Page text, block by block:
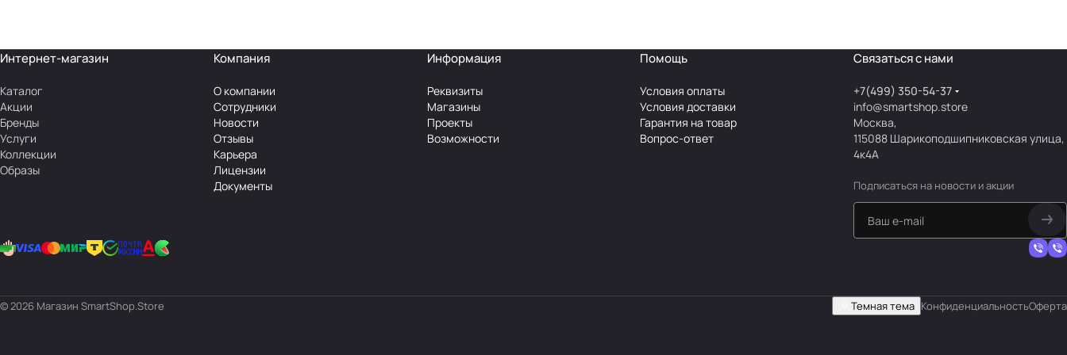
Интернет-магазин
Каталог
Акции
Бренды
Услуги
Коллекции
Образы
Компания
О компании
Сотрудники
Новости
Отзывы
Карьера
Лицензии
Документы
Информация
Реквизиты
Магазины
Проекты
Возможности
Помощь
Условия оплаты
Условия доставки
Гарантия на товар
Вопрос-ответ
Связаться с нами
+7(499) 350-54-37
info@smartshop.store
Москва,
115088 Шарикоподшипниковская улица,
4к4А
Подписаться на новости и акции
© 2026 Магазин SmartShop.Store Темная тема КонфиденциальностьОферта